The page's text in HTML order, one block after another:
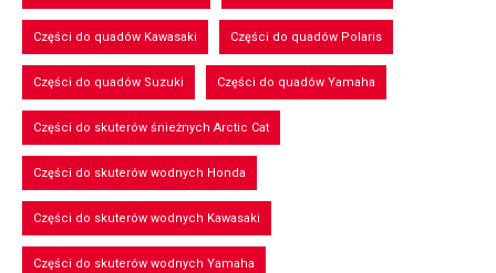
Części do quadów Kawasaki Części do quadów Polaris
Części do quadów Suzuki Części do quadów Yamaha
Części do skuterów śnieżnych Arctic Cat
Części do skuterów wodnych Honda
Części do skuterów wodnych Kawasaki
Części do skuterów wodnych Yamaha